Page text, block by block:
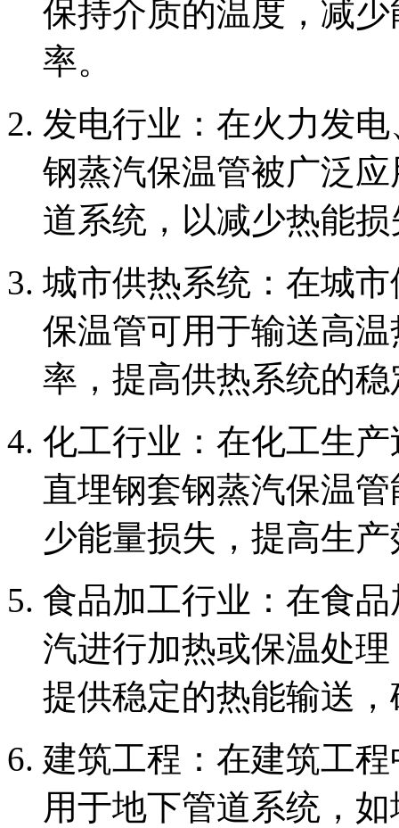
保持介质的温度，减
率。
发电行业‌：在火力发
钢蒸汽保温管被广泛
道系统，以减少热能
城市供热系统‌：在城
保温管可用于输送高
率，提高供热系统的
化工行业‌：在化工生
直埋钢套钢蒸汽保温
少能量损失，提高生
食品加工行业‌：在食
汽进行加热或保温处
提供稳定的热能输送
建筑工程‌：在建筑工
用于地下管道系统，